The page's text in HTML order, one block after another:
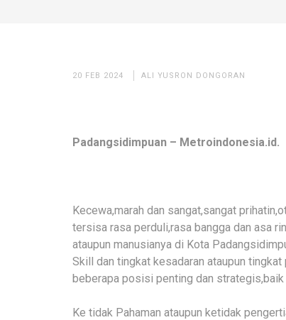
20 FEB 2024 ALI YUSRON DONGORAN
Padangsidimpuan – Metroindonesia.id.
Kecewa,marah dan sangat,sangat
tersisa rasa perduli,rasa bangga dan asa
ataupun manusianya di Kota
Skill dan tingkat kesadaran ataupun
beberapa posisi penting dan
Ke tidak Pahaman ataupun ketidak